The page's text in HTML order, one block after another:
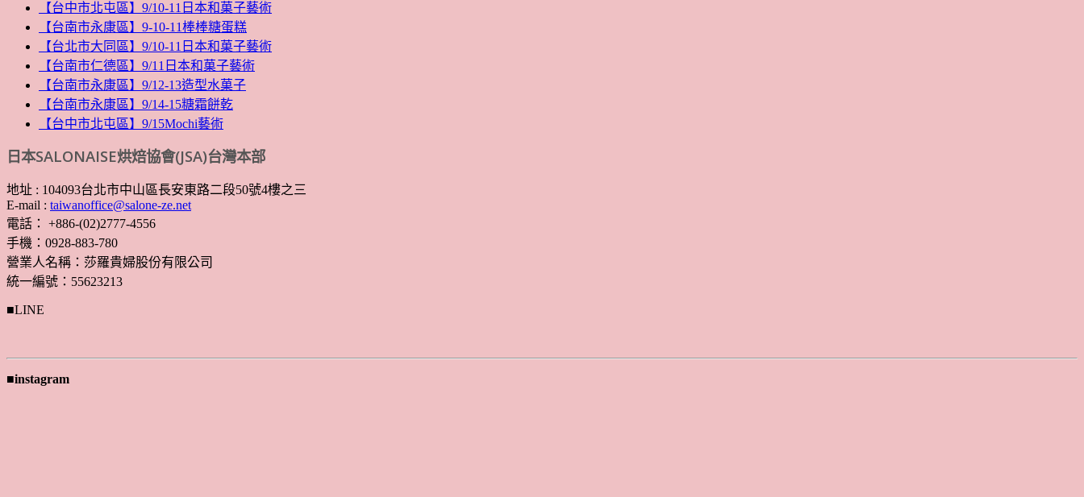
【台中市北屯區】9/10-11日本和菓子藝術
【台南市永康區】9-10-11棒棒糖蛋糕
【台北市大同區】9/10-11日本和菓子藝術
【台南市仁德區】9/11日本和菓子藝術
【台南市永康區】9/12-13造型水菓子
【台南市永康區】9/14-15糖霜餅乾
【台中市北屯區】9/15Mochi藝術
日本SALONAISE烘焙協會(JSA)台灣本部
地址 : 104093台北市中山區長安東路二段50號4樓之三
E-mail : taiwanoffice@salone-ze.net
電話： +886-(02)2777-4556
手機：0928-883-780
營業人名稱：莎羅貴婦股份有限公司
統一編號：55623213
■LINE
■instagram